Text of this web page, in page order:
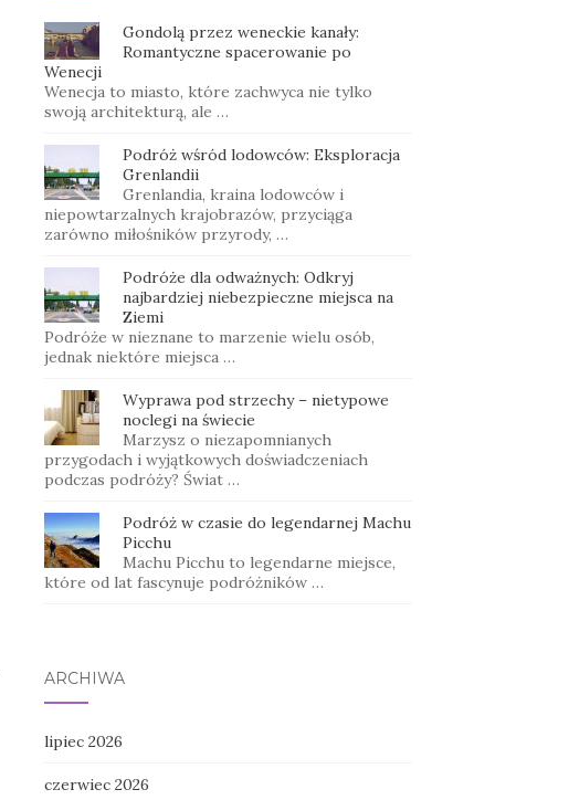
Gondolą przez weneckie kanały:
Romantyczne spacerowanie po
Wenecji
Wenecja to miasto, które zachwyca nie tylko
swoją architekturą, ale …
Podróż wśród lodowców: Eksploracja
Grenlandii
Grenlandia, kraina lodowców i
niepowtarzalnych krajobrazów, przyciąga
zarówno miłośników przyrody, …
Podróże dla odważnych: Odkryj
najbardziej niebezpieczne miejsca na
Ziemi
Podróże w nieznane to marzenie wielu osób,
jednak niektóre miejsca …
Wyprawa pod strzechy – nietypowe
noclegi na świecie
Marzysz o niezapomnianych
przygodach i wyjątkowych doświadczeniach
podczas podróży? Świat …
Podróż w czasie do legendarnej Machu
Picchu
Machu Picchu to legendarne miejsce,
które od lat fascynuje podróżników …
ARCHIWA
lipiec 2026
czerwiec 2026